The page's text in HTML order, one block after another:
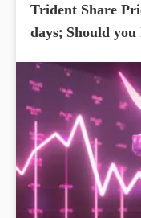
Trident Share
days; Should